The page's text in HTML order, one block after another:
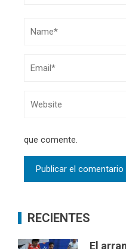
que comente.
RECIENTES
El